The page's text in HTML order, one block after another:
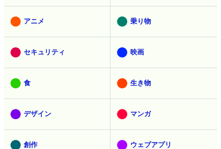
アニメ 乗り物
セキュリティ 映画
食 生き物
デザイン マンガ
創作 ウェブアプリ